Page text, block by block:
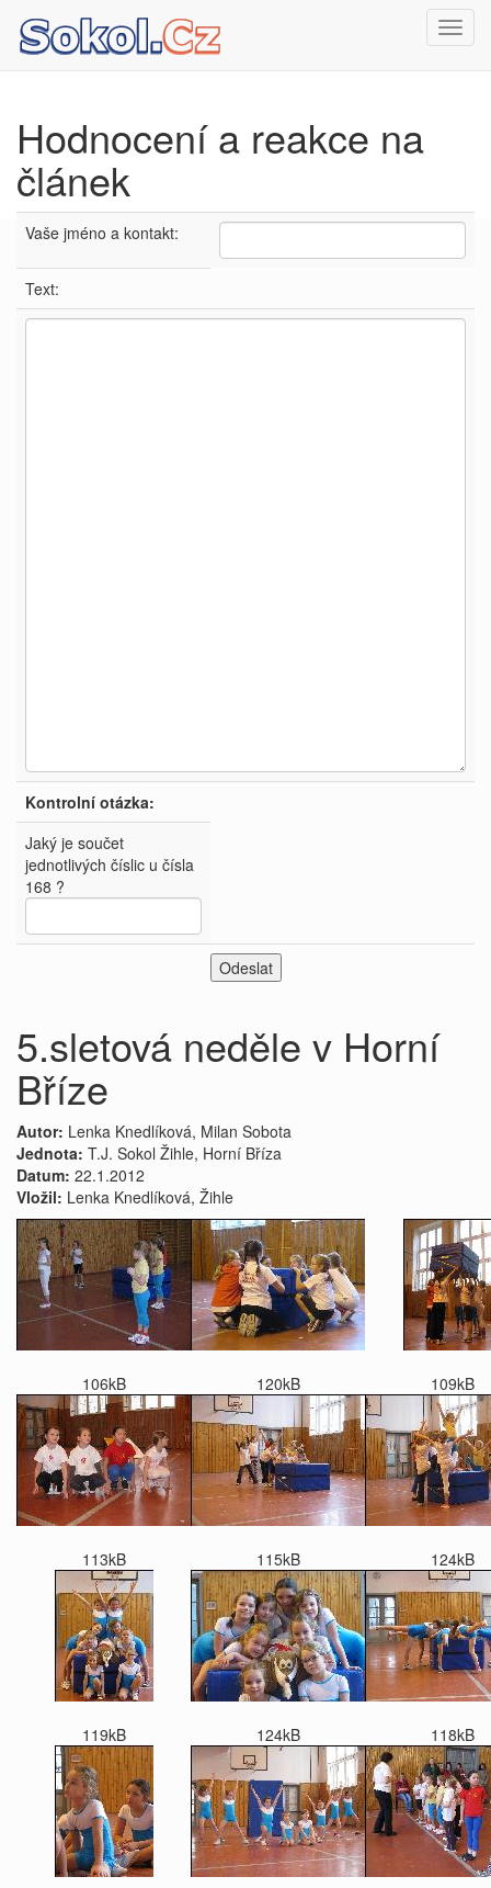
Hodnocení a reakce na
článek
Vaše jméno a kontakt:
Text:
Kontrolní otázka:
Jaký je součet
jednotlivých číslic u čísla
168 ?
5.sletová neděle v Horní
Bříze
Autor: Lenka Knedlíková, Milan Sobota
Jednota: T.J. Sokol Žihle, Horní Bříza
Datum: 22.1.2012
Vložil: Lenka Knedlíková, Žihle
106kB 120kB 109kB
113kB 115kB 124kB
119kB 124kB 118kB